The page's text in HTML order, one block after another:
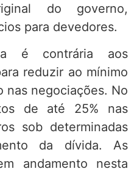
do governo,
para devedores.
é contrária aos
reduzir ao mínimo
nas negociações. No
de até 25% nas
sob determinadas
da dívida. As
andamento nesta